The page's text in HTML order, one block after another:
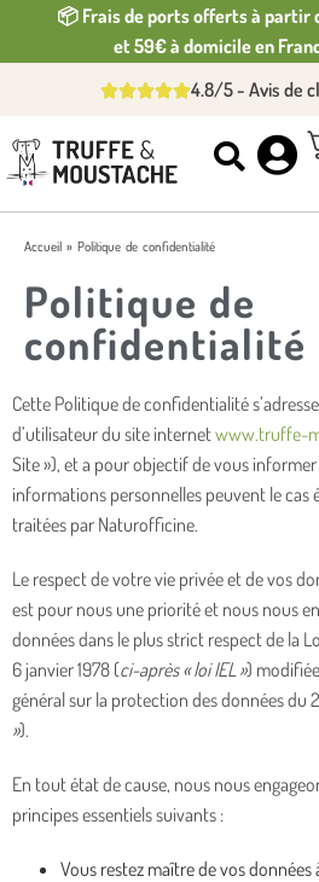
📦 Frais de ports offerts à partir
et 59€ à domicile en
4.8/5 - Avis de
Accueil » Politique de confidentialité
Politique de
confidentialité
Cette Politique de confidentialité
d’utilisateur du site internetwww.truffe-
Site »), et a pour objectif de vous
informations personnelles peuvent le cas
traitées par Naturofficine.
Le respect de votre vie privée et de vos
est pour nous une priorité et nous nous
données dans le plus strict respect de la
6 janvier 1978 (ci-après « loi IEL »)
général sur la protection des données du
»).
En tout état de cause, nous nous
principes essentiels suivants :
Vous restez maître de vos